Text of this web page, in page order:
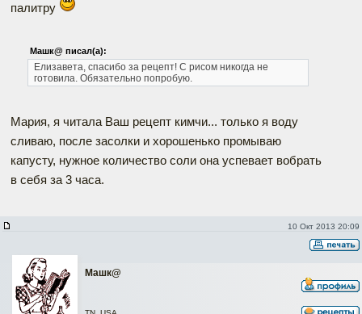
палитру
Машк@ писал(а):
Елизавета, спасибо за рецепт! С рисом никогда не
готовила. Обязательно попробую.
Мария, я читала Ваш рецепт кимчи... только я воду
сливаю, после засолки и хорошенько промываю
капусту, нужное количество соли она успевает вобрать
в себя за 3 часа.
10 Окт 2013 20:09
Машк@